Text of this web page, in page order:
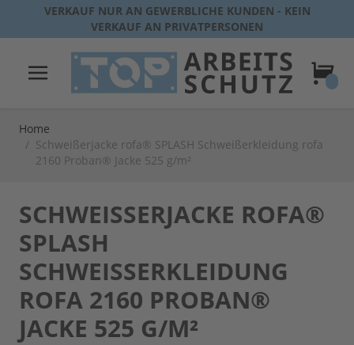
Direkt zum Inhalt
VERKAUF NUR AN GEWERBLICHE KUNDEN - KEIN
VERKAUF AN PRIVATPERSONEN
Home
/ Schweißerjacke rofa® SPLASH Schweißerkleidung rofa
2160 Proban® Jacke 525 g/m²
SCHWEISSERJACKE ROFA® S
PLASH S
CHWEISSERKLEIDUNG RO
FA 2160 PROBAN® JA
CKE 525 G/M²